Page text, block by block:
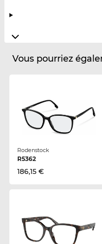
Vous pourriez
Rodenstock
R5362
186,15 €